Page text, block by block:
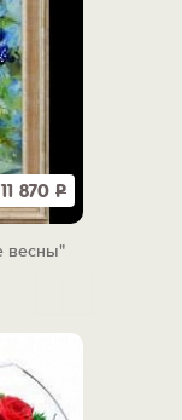
11 870 Р
весны"